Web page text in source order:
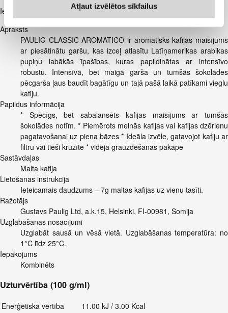
Atļaut izvēlētos sīkfailus
Iesakām ar
Apraksts
PAULIG CLASSIC AROMATICO ir aromātisks kafijas maisījums
ar piesātinātu garšu, kas izceļ atlasītu Latīņamerikas arabikas
pupiņu labākās īpašības, kuras papildinātas ar intensīvo
robustu. Intensīvā, bet maigā garša un tumšās šokolādes
pēcgarša ļaus baudīt bagātīgu un tajā pašā laikā patīkami vieglu
kafiju.
Papildus informācija
* Spēcīgs, bet sabalansēts kafijas maisījums ar tumšās
šokolādes notīm. * Piemērots melnās kafijas vai kafijas dzērienu
pagatavošanai uz piena bāzes * Ideāla izvēle, gatavojot kafiju ar
filtru vai tieši krūzītē * vidēja grauzdēšanas pakāpe
Sastāvdaļas
Malta kafija
Lietošanas instrukcija
Ieteicamais daudzums – 7g maltas kafijas uz vienu tasīti.
Ražotājs
Gustavs Paulig Ltd, a.k.15, Helsinki, FI-00981, Somija
Uzglabāšanas nosacījumi
Uzglabāt sausā un vēsā vietā. Uzglabāšanas temperatūra: no
1°C līdz 25°C.
Iepakojums
Kombinēts
Uzturvērtība (100 g/ml)
Enerģētiskā vērtība
11.00 kJ / 3.00 Kcal